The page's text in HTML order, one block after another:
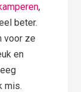
,
beter.
voor ze
en
mis.